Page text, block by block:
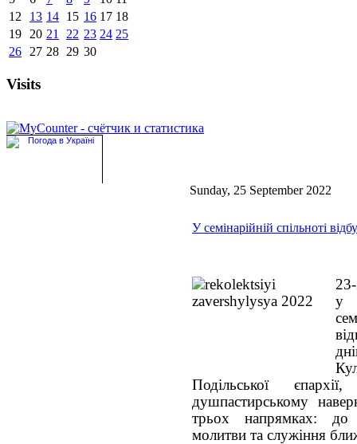
12
13 14 15 16 17 18
19
20 21 22 23 24 25
26
27 28 29 30
Visits
Sunday, 25 September 2022
У семінарійній спільноті
у
Подільської
душпастирському
трьох напрямках: до
молитви та служіння